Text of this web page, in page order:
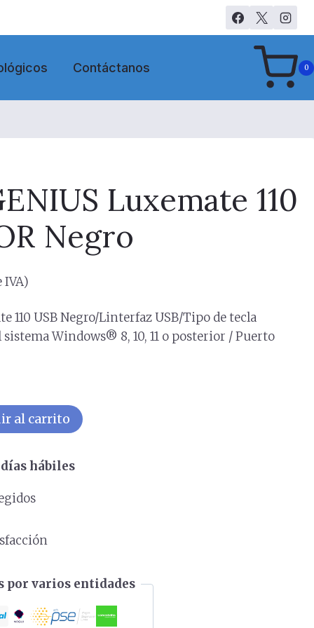
Contáctanos 0
Luxemate 110
Negro
IVA)
110 USB Negro/Linterfaz USB/Tipo de tecla
Windows® 8, 10, 11 o posterior / Puerto
al carrito
hábiles
por varios entidades